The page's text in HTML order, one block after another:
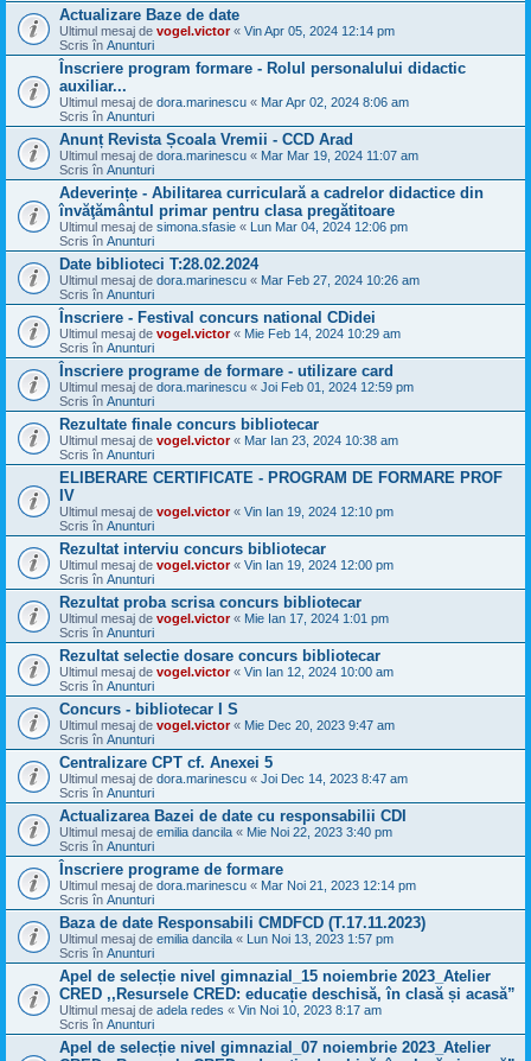
Actualizare Baze de date
Ultimul mesaj de vogel.victor« Vin Apr 05, 2024 12:14 pm
Scris în Anunturi
Înscriere program formare - Rolul personalului didactic
auxiliar...
Ultimul mesaj de dora.marinescu « Mar Apr 02, 2024 8:06 am
Scris în Anunturi
Anunț Revista Școala Vremii - CCD Arad
Ultimul mesaj de dora.marinescu « Mar Mar 19, 2024 11:07 am
Scris în Anunturi
Adeverințe - Abilitarea curriculară a cadrelor didactice din
învăţământul primar pentru clasa pregătitoare
Ultimul mesaj de simona.sfasie « Lun Mar 04, 2024 12:06 pm
Scris în Anunturi
Date biblioteci T:28.02.2024
Ultimul mesaj de dora.marinescu « Mar Feb 27, 2024 10:26 am
Scris în Anunturi
Înscriere - Festival concurs national CDidei
Ultimul mesaj de vogel.victor« Mie Feb 14, 2024 10:29 am
Scris în Anunturi
Înscriere programe de formare - utilizare card
Ultimul mesaj de dora.marinescu « Joi Feb 01, 2024 12:59 pm
Scris în Anunturi
Rezultate finale concurs bibliotecar
Ultimul mesaj de vogel.victor« Mar Ian 23, 2024 10:38 am
Scris în Anunturi
ELIBERARE CERTIFICATE - PROGRAM DE FORMARE PROF
IV
Ultimul mesaj de vogel.victor« Vin Ian 19, 2024 12:10 pm
Scris în Anunturi
Rezultat interviu concurs bibliotecar
Ultimul mesaj de vogel.victor« Vin Ian 19, 2024 12:00 pm
Scris în Anunturi
Rezultat proba scrisa concurs bibliotecar
Ultimul mesaj de vogel.victor« Mie Ian 17, 2024 1:01 pm
Scris în Anunturi
Rezultat selectie dosare concurs bibliotecar
Ultimul mesaj de vogel.victor« Vin Ian 12, 2024 10:00 am
Scris în Anunturi
Concurs - bibliotecar I S
Ultimul mesaj de vogel.victor« Mie Dec 20, 2023 9:47 am
Scris în Anunturi
Centralizare CPT cf. Anexei 5
Ultimul mesaj de dora.marinescu « Joi Dec 14, 2023 8:47 am
Scris în Anunturi
Actualizarea Bazei de date cu responsabilii CDI
Ultimul mesaj de emilia dancila « Mie Noi 22, 2023 3:40 pm
Scris în Anunturi
Înscriere programe de formare
Ultimul mesaj de dora.marinescu « Mar Noi 21, 2023 12:14 pm
Scris în Anunturi
Baza de date Responsabili CMDFCD (T.17.11.2023)
Ultimul mesaj de emilia dancila « Lun Noi 13, 2023 1:57 pm
Scris în Anunturi
Apel de selecție nivel gimnazial_15 noiembrie 2023_Atelier
CRED ,,Resursele CRED: educație deschisă, în clasă și acasă”
Ultimul mesaj de adela redes « Vin Noi 10, 2023 8:17 am
Scris în Anunturi
Apel de selecție nivel gimnazial_07 noiembrie 2023_Atelier